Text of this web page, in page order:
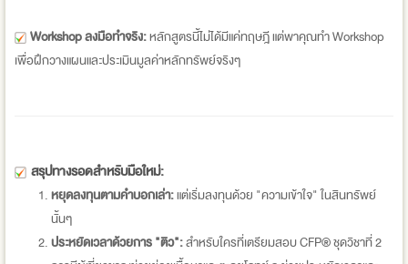
Workshop ลงมือทำจริง:หลักสูตรนี้ไม่ได้มีแค่ทฤษฎี แต่พาคุณทำ Workshop
เพื่อฝึกวางแผนและประเมินมูลค่าหลักทรัพย์จริงๆ
สรุปทางรอดสำหรับมือใหม่:
หยุดลงทุนตามคำบอกเล่า:แต่เริ่มลงทุนด้วย "ความเข้าใจ" ในสินทรัพย์
นั้นๆ
ประหยัดเวลาด้วยการ "ติว":สำหรับใครที่เตรียมสอบ CFP® ชุดวิชาที่ 2